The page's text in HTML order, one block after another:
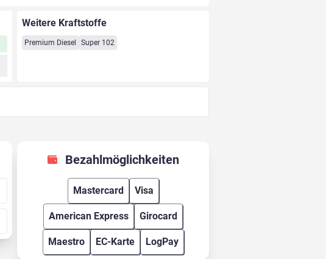
Weitere Kraftstoffe
Premium Diesel Super 102
Bezahlmöglichkeiten
Mastercard Visa
American Express Girocard
Maestro EC-Karte LogPay